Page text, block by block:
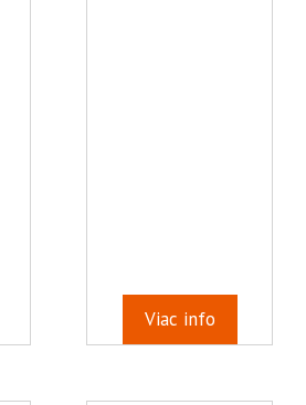
Viac info